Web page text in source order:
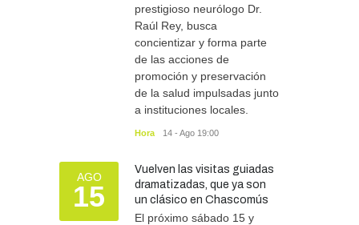
prestigioso neurólogo Dr.
Raúl Rey, busca
concientizar y forma parte
de las acciones de
promoción y preservación
de la salud impulsadas junto
a instituciones locales.
Hora 14 - Ago 19:00
AGO
15
Vuelven las visitas guiadas
dramatizadas, que ya son
un clásico en Chascomús
El próximo sábado 15 y